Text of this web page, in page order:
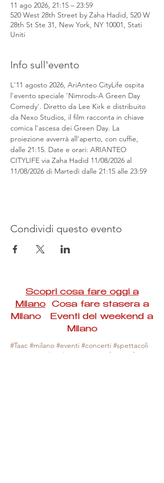
11 ago 2026, 21:15 – 23:59
520 West 28th Street by Zaha Hadid, 520 W
28th St Ste 31, New York, NY 10001, Stati
Uniti
Info sull'evento
L'11 agosto 2026, AriAnteo CityLife ospita
l'evento speciale 'Nimrods-A Green Day
Comedy'. Diretto da Lee Kirk e distribuito
da Nexo Studios, il film racconta in chiave
comica l'ascesa dei Green Day. La
proiezione avverrà all'aperto, con cuffie,
dalle 21:15. Date e orari: ARIANTEO
CITYLIFE via Zaha Hadid 11/08/2026 al
11/08/2026 di Martedì dalle 21:15 alle 23:59
Condividi questo evento
Scopri cosa fare oggi a
MilanoCosa fare stasera a
Milano Eventi del weekend a
Milano
#Taac #milano #eventi #concerti #spettacoli
#rassegne #bambini #mostre #fotografia